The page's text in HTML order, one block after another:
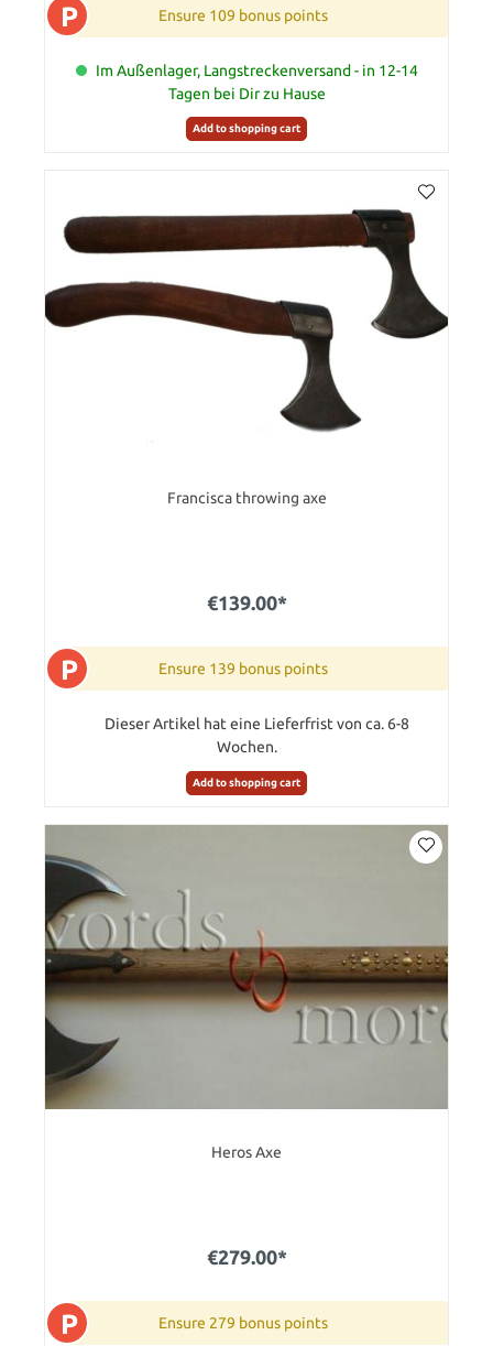
P Ensure 109 bonus points
Im Außenlager, Langstreckenversand - in 12-14
Tagen bei Dir zu Hause
Add to shopping cart
Francisca throwing axe
€139.00*
P Ensure 139 bonus points
Dieser Artikel hat eine Lieferfrist von ca. 6-8
Wochen.
Add to shopping cart
Heros Axe
€279.00*
P Ensure 279 bonus points